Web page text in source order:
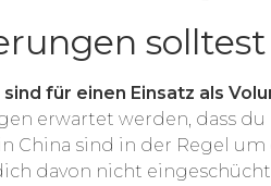
für einen Einsatz als
erwartet werden, dass
China sind in der Regel
davon nicht